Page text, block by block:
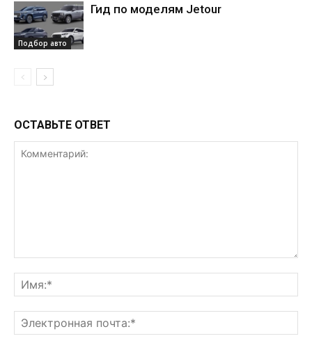
Подбор авто
Гид по моделям Jetour
ОСТАВЬТЕ ОТВЕТ